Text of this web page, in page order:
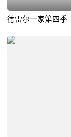
德雷尔一家第四季